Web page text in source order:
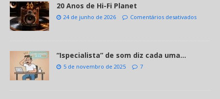
20 Anos de Hi-Fi Planet
24 de junho de 2026 Comentários desativados
“Ispecialista” de som diz cada uma…
5 de novembro de 2025 7